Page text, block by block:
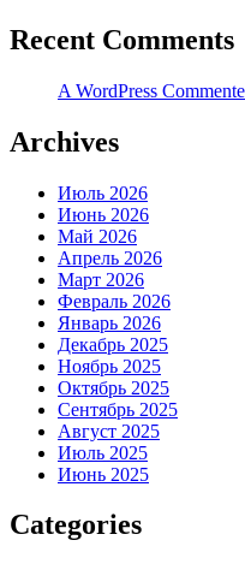
Recent Comments
A WordPress
Archives
Июль 2026
Июнь 2026
Май 2026
Апрель 2026
Март 2026
Февраль 2026
Январь 2026
Декабрь 2025
Ноябрь 2025
Октябрь 2025
Сентябрь 2025
Август 2025
Июль 2025
Июнь 2025
Categories